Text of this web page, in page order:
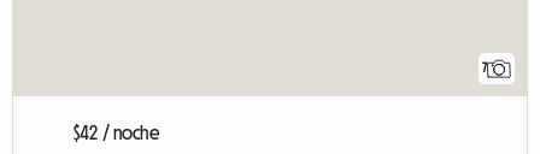
7
$42 / noche